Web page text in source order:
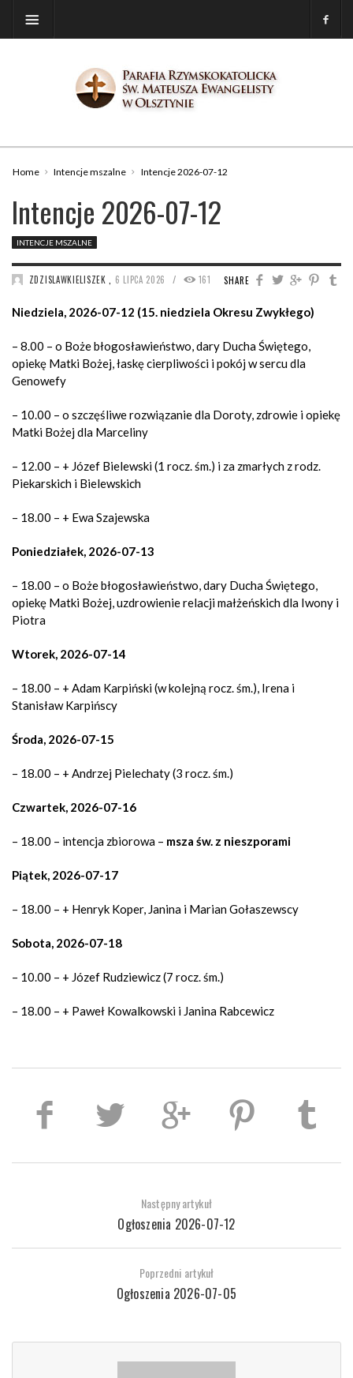
Home Intencje mszalne Intencje 2026-07-12
Intencje 2026-07-12
INTENCJE MSZALNE
SHARE
ZDZISLAWKIELISZEK 6 LIPCA 2026 / 161
Niedziela, 2026-07-12 (15. niedziela Okresu Zwykłego)
– 8.00 – o Boże błogosławieństwo, dary Ducha Świętego,
opiekę Matki Bożej, łaskę cierpliwości i pokój w sercu dla
Genowefy
– 10.00 – o szczęśliwe rozwiązanie dla Doroty, zdrowie i opiekę
Matki Bożej dla Marceliny
– 12.00 – + Józef Bielewski (1 rocz. śm.) i za zmarłych z rodz.
Piekarskich i Bielewskich
– 18.00 – + Ewa Szajewska
Poniedziałek, 2026-07-13
– 18.00 – o Boże błogosławieństwo, dary Ducha Świętego,
opiekę Matki Bożej, uzdrowienie relacji małżeńskich dla Iwony i
Piotra
Wtorek, 2026-07-14
– 18.00 – + Adam Karpiński (w kolejną rocz. śm.), Irena i
Stanisław Karpińscy
Środa, 2026-07-15
– 18.00 – + Andrzej Pielechaty (3 rocz. śm.)
Czwartek, 2026-07-16
– 18.00 – intencja zbiorowa – msza św. z nieszporami
Piątek, 2026-07-17
– 18.00 – + Henryk Koper, Janina i Marian Gołaszewscy
Sobota, 2026-07-18
– 10.00 – + Józef Rudziewicz (7 rocz. śm.)
– 18.00 – + Paweł Kowalkowski i Janina Rabcewicz
Następny artykuł
Ogłoszenia 2026-07-12
Poprzedni artykuł
Ogłoszenia 2026-07-05